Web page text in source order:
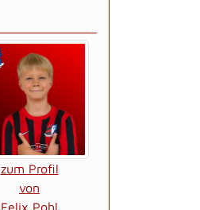
zum Profil
von
Felix Pohl